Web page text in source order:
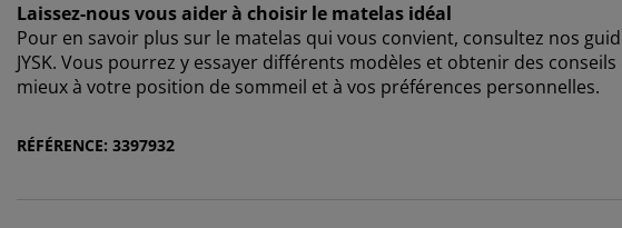
Laissez-nous vous aider à choisir le matelas idéal
Pour en savoir plus sur le matelas qui vous convient, consultez nos
JYSK. Vous pourrez y essayer différents modèles et obtenir des
mieux à votre position de sommeil et à vos préférences personnelles.
RÉFÉRENCE: 3397932